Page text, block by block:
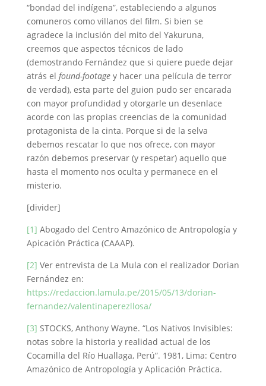
“bondad del indígena”, estableciendo a algunos
comuneros como villanos del film. Si bien se
agradece la inclusión del mito del Yakuruna,
creemos que aspectos técnicos de lado
(demostrando Fernández que si quiere puede dejar
atrás el found-footagey hacer una película de terror
de verdad), esta parte del guion pudo ser encarada
con mayor profundidad y otorgarle un desenlace
acorde con las propias creencias de la comunidad
protagonista de la cinta. Porque si de la selva
debemos rescatar lo que nos ofrece, con mayor
razón debemos preservar (y respetar) aquello que
hasta el momento nos oculta y permanece en el
misterio.
[divider]
[1] Abogado del Centro Amazónico de Antropología y
Apicación Práctica (CAAAP).
[2] Ver entrevista de La Mula con el realizador Dorian
Fernández en:
https://redaccion.lamula.pe/2015/05/13/dorian-
fernandez/valentinaperezllosa/
[3] STOCKS, Anthony Wayne. “Los Nativos Invisibles:
notas sobre la historia y realidad actual de los
Cocamilla del Río Huallaga, Perú”. 1981, Lima: Centro
Amazónico de Antropología y Aplicación Práctica.